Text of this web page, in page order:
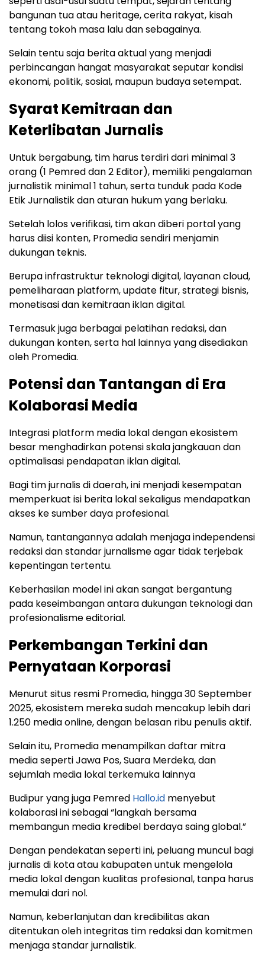
bangunan tua atau heritage, cerita rakyat, kisah
tentang tokoh masa lalu dan sebagainya.
Selain tentu saja berita aktual yang menjadi
perbincangan hangat masyarakat seputar kondisi
ekonomi, politik, sosial, maupun budaya setempat.
Syarat Kemitraan dan
Keterlibatan Jurnalis
Untuk bergabung, tim harus terdiri dari minimal 3
orang (1 Pemred dan 2 Editor), memiliki pengalaman
jurnalistik minimal 1 tahun, serta tunduk pada Kode
Etik Jurnalistik dan aturan hukum yang berlaku.
Setelah lolos verifikasi, tim akan diberi portal yang
harus diisi konten, Promedia sendiri menjamin
dukungan teknis.
Berupa infrastruktur teknologi digital, layanan cloud,
pemeliharaan platform, update fitur, strategi bisnis,
monetisasi dan kemitraan iklan digital.
Termasuk juga berbagai pelatihan redaksi, dan
dukungan konten, serta hal lainnya yang disediakan
oleh Promedia.
Potensi dan Tantangan di Era
Kolaborasi Media
Integrasi platform media lokal dengan ekosistem
besar menghadirkan potensi skala jangkauan dan
optimalisasi pendapatan iklan digital.
Bagi tim jurnalis di daerah, ini menjadi kesempatan
memperkuat isi berita lokal sekaligus mendapatkan
akses ke sumber daya profesional.
Namun, tantangannya adalah menjaga independensi
redaksi dan standar jurnalisme agar tidak terjebak
kepentingan tertentu.
Keberhasilan model ini akan sangat bergantung
pada keseimbangan antara dukungan teknologi dan
profesionalisme editorial.
Perkembangan Terkini dan
Pernyataan Korporasi
Menurut situs resmi Promedia, hingga 30 September
2025, ekosistem mereka sudah mencakup lebih dari
1.250 media online, dengan belasan ribu penulis aktif.
Selain itu, Promedia menampilkan daftar mitra
media seperti Jawa Pos, Suara Merdeka, dan
sejumlah media lokal terkemuka lainnya
Budipur yang juga Pemred Hallo.id menyebut
kolaborasi ini sebagai “langkah bersama
membangun media kredibel berdaya saing global.”
Dengan pendekatan seperti ini, peluang muncul bagi
jurnalis di kota atau kabupaten untuk mengelola
media lokal dengan kualitas profesional, tanpa harus
memulai dari nol.
Namun, keberlanjutan dan kredibilitas akan
ditentukan oleh integritas tim redaksi dan komitmen
menjaga standar jurnalistik.